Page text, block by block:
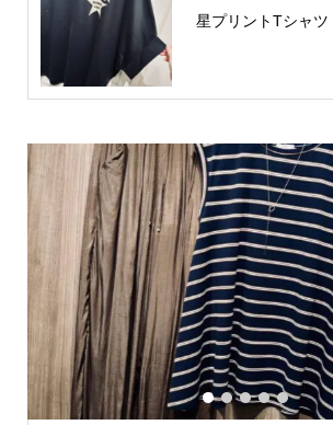
星プリントTシャツ
1 2 3 4 5